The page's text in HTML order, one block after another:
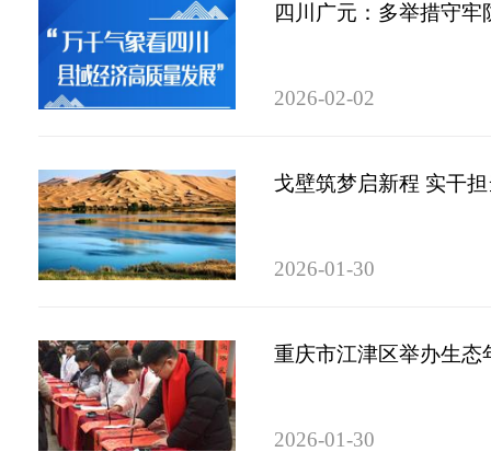
四川广元：多举措守牢
2026-02-02
戈壁筑梦启新程 实干
2026-01-30
重庆市江津区举办生态
2026-01-30